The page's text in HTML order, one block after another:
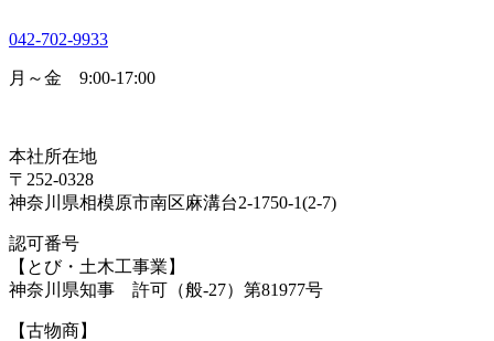
042-702-9933
月～金 9:00-17:00
本社所在地
〒252-0328
神奈川県相模原市南区麻溝台2-1750-1(2-7)
認可番号
【とび・土木工事業】
神奈川県知事 許可（般-27）第81977号
【古物商】